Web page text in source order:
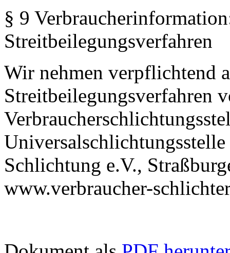
§ 9
Streitbeilegungsverfahren
Wir nehmen verpflichtend
Streitbeilegungsverfahren
Schlichtung e.V.,
www.verbraucher-